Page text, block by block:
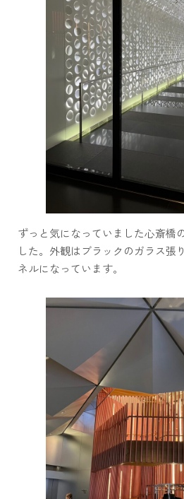
ずっと気になっていました心斎橋
した。外観はブラックのガラス張
ネルになっています。